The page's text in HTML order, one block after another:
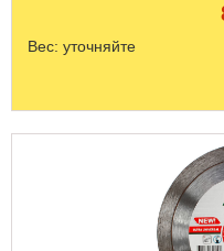
Вес: уточняйте